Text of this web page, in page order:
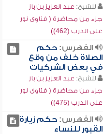
للشيخ: عبد العزيز بن باز
جزء من محاضرة ( فتاوى نور
على الدرب (462))
الفهرس:حكم
الصلاة خلف من وقع
في بعض الشركيات
للشيخ: عبد العزيز بن باز
جزء من محاضرة ( فتاوى نور
على الدرب (475))
الفهرس:حكم زيارة
القبور للنساء